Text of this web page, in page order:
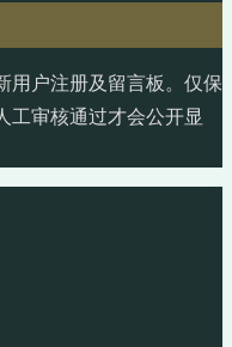
用户注册及留言板。仅保
工审核通过才会公开显